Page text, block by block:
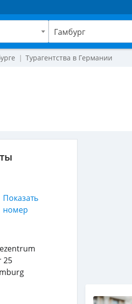
Гамбург
Турагентства в Германии
Показать
номер
25